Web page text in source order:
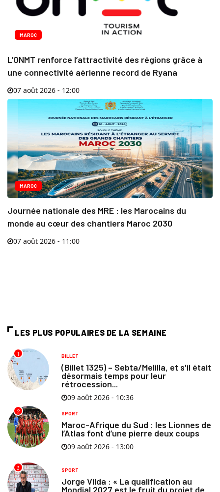
MAROC
L’ONMT renforce l’attractivité des régions grâce à
une connectivité aérienne record de Ryana
07 août 2026 - 12:00
MAROC
Journée nationale des MRE : les Marocains du
monde au cœur des chantiers Maroc 2030
07 août 2026 - 11:00
LES PLUS POPULAIRES DE LA SEMAINE
1 BILLET
(Billet 1325) – Sebta/Melilla, et s'il était
désormais temps pour leur
rétrocession...
09 août 2026 - 10:36
2 SPORT
Maroc-Afrique du Sud : les Lionnes de
l’Atlas font d’une pierre deux coups
09 août 2026 - 13:00
3 SPORT
Jorge Vilda : « La qualification au
Mondial 2027 est le fruit du projet de